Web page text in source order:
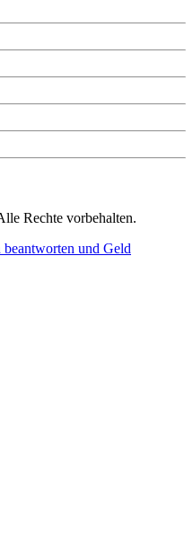
Rechte vorbehalten.